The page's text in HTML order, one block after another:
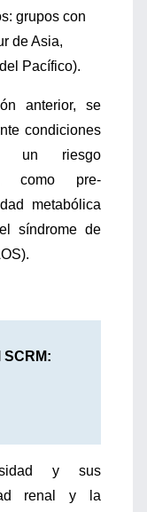
grupos con
de Asia,
Pacífico).
anterior, se
condiciones
un riesgo
como pre-
metabólica
síndrome de
y sus
renal y la